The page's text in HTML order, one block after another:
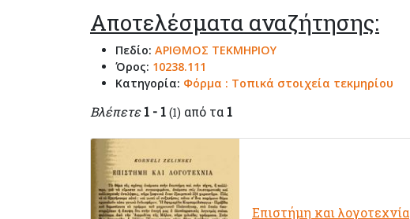
Αποτελέσματα αναζήτησης:
Πεδίο: ΑΡΙΘΜΟΣ ΤΕΚΜΗΡΙΟΥ
Όρος: 10238.111
Κατηγορία: Φόρμα : Τοπικά στοιχεία τεκμηρίου
Βλέπετε 1 - 1 (1) από τα 1
Επιστήμη και λογοτεχνία